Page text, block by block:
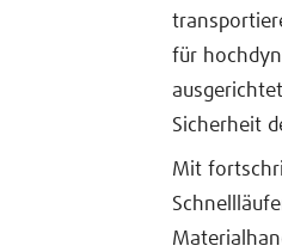
für
Sicherheit
Mit